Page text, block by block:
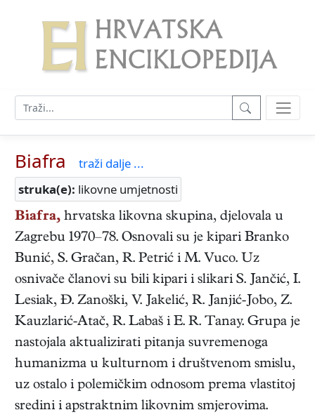
Biafra
traži dalje ...
struka(e): likovne umjetnosti
Biafra, hrvatska likovna skupina, djelovala u
Zagrebu 1970–78. Osnovali su je kipari Branko
Bunić, S. Gračan, R. Petrić i M. Vuco. Uz
osnivače članovi su bili kipari i slikari S. Jančić, I.
Lesiak, Đ. Zanoški, V. Jakelić, R. Janjić-Jobo, Z.
Kauzlarić-Atač, R. Labaš i E. R. Tanay. Grupa je
nastojala aktualizirati pitanja suvremenoga
humanizma u kulturnom i društvenom smislu,
uz ostalo i polemičkim odnosom prema vlastitoj
sredini i apstraktnim likovnim smjerovima.